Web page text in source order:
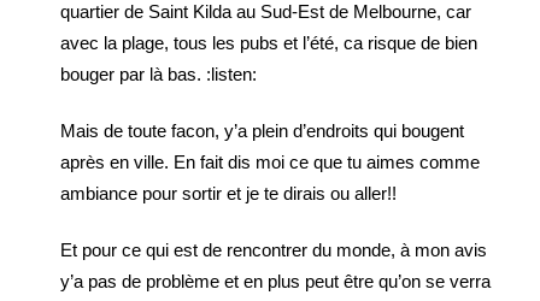
quartier de Saint Kilda au Sud-Est de Melbourne, car
avec la plage, tous les pubs et l’été, ca risque de bien
bouger par là bas. :listen:
Mais de toute facon, y’a plein d’endroits qui bougent
après en ville. En fait dis moi ce que tu aimes comme
ambiance pour sortir et je te dirais ou aller!!
Et pour ce qui est de rencontrer du monde, à mon avis
y’a pas de problème et en plus peut être qu’on se verra